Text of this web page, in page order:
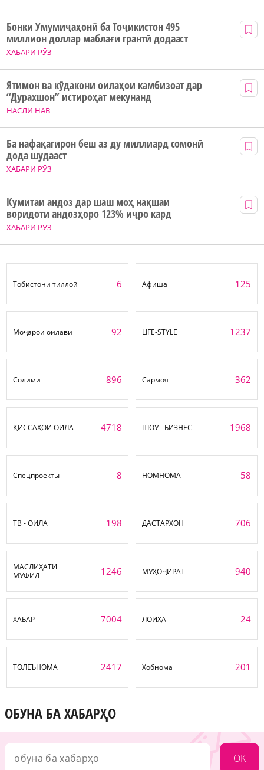
ХАБАРИ РӮЗ
Бонки Умумиҷаҳонӣ ба Тоҷикистон 495
миллион доллар маблағи грантӣ додааст
НАСЛИ НАВ
Ятимон ва кӯдакони оилаҳои камбизоат дар
“Дурахшон” истироҳат мекунанд
ХАБАРИ РӮЗ
Ба нафақагирон беш аз ду миллиард сомонӣ
дода шудааст
ХАБАРИ РӮЗ
Кумитаи андоз дар шаш моҳ нақшаи
воридоти андозҳоро 123% иҷро кард
Тобистони тиллоӣ 6 Афиша 125
Моҷарои оилавӣ 92 LIFE-STYLE 1237
Солимӣ 896 Сармоя 362
ҚИССАҲОИ ОИЛА 4718 ШОУ - БИЗНЕС 1968
Спецпроекты 8 НОМНОМА 58
ТВ - ОИЛА 198 ДАСТАРХОН 706
МАСЛИҲАТИ
МУФИД
1246 МУҲОҶИРАТ 940
ХАБАР 7004 ЛОИҲА 24
ТОЛЕЪНОМА 2417 Хобнома 201
ОБУНА БА ХАБАРҲО
OK